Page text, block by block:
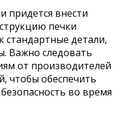
придется внести
печки
стандартные детали,
Важно следовать
от производителей
чтобы обеспечить
во время